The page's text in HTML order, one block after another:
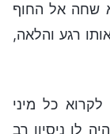
שחה אל החוף
רגע והלאה,
כל מיני
לו ניסיון רב